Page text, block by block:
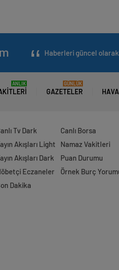
Haberleri güncel
ANLIK
GAZETELER
GÜNLÜK
Tv Dark
Akışları Light
Akışları Dark
Eczaneler
Dakika
Canlı Borsa
Namaz Vakitleri
Puan Durumu
Örnek Burç